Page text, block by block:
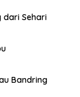
dari Sehari
Bandring